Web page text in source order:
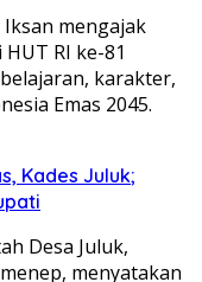
mengajak
RI ke-81
karakter,
Emas 2045.
Kades Juluk;
Desa Juluk,
menyatakan